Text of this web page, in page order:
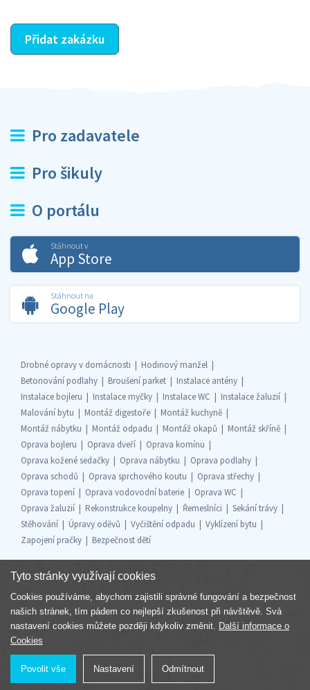
Přidat zakázku
Pro zadavatele
Pro šikuly
O portálu
Stáhnout v
App Store
Stáhnout na
Google Play
Drobné opravy v domácnosti
Hodinový manžel
Betonování podlahy
Broušení parket
Instalace antény
Instalace bojleru
Instalace myčky Instalace WC
Instalace žaluzií
Malování bytu
Montáž digestoře
Montáž kuchyně
Montáž nábytku
Montáž odpadu Montáž okapů
Montáž skříně
Oprava bojleru
Oprava dveří
Oprava komínu
Oprava kožené sedačky
Oprava nábytku
Oprava podlahy
Oprava schodů
Oprava sprchového koutu
Oprava střechy
Oprava topení
Oprava vodovodní baterie
Oprava WC
Oprava žaluzií
Rekonstrukce koupelny Řemeslníci
Sekání trávy
Stěhování
Úpravy oděvů Vyčištění odpadu
Vyklízení bytu
Zapojení pračky
Bezpečnost dětí
Součást skupiny
Tyto stránky využívají cookies
Cookies používáme, abychom zajistili správné fungování a bezpečnost
našich stránek, tím pádem co nejlepší zkušenost při návštěvě. Svá
nastavení cookies můžete později kdykoliv změnit. Další informace o
Cookies
Povolit vše Nastavení Odmítnout